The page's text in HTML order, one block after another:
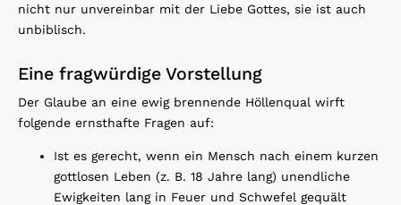
nicht nur unvereinbar mit der Liebe Gottes, sie ist auch
unbiblisch.
Eine fragwürdige Vorstellung
Der Glaube an eine ewig brennende Höllenqual wirft
folgende ernsthafte Fragen auf:
Ist es gerecht, wenn ein Mensch nach einem kurzen
gottlosen Leben (z. B. 18 Jahre lang) unendliche
Ewigkeiten lang in Feuer und Schwefel gequält